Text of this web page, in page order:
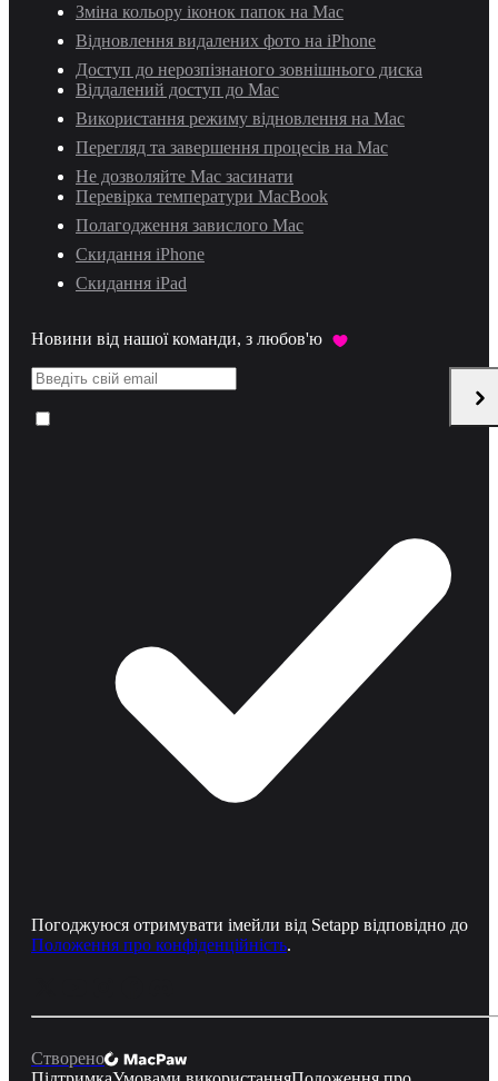
Зміна кольору іконок папок на Mac
Відновлення видалених фото на iPhone
Доступ до нерозпізнаного зовнішнього диска
Віддалений доступ до Mac
Використання режиму відновлення на Mac
Перегляд та завершення процесів на Mac
Не дозволяйте Mac засинати
Перевірка температури MacBook
Полагодження завислого Mac
Скидання iPhone
Скидання iPad
Новини від нашої команди, з любов'ю
Погоджуюся отримувати імейли від Setapp відповідно до
Положення про конфіденційність.
Створено